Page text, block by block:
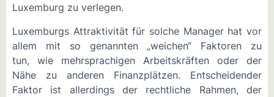
Luxemburg zu verlegen.
Luxemburgs Attraktivität für solche Manager hat vor
allem mit so genannten „weichen“ Faktoren zu
tun, wie mehrsprachigen Arbeitskräften oder der
Nähe zu anderen Finanzplätzen. Entscheidender
Faktor ist allerdings der rechtliche Rahmen, der